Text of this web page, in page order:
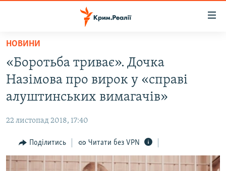
Перейти
основного
матеріалу
до
основної
Перейти
до
пошуку
ВОДА.КРИМ
БЛОГИ
ПОГЛЯД
ІНТЕРВ'Ю
НОВИНИ
«Боротьба триває». Дочка
Назімова про вирок у «справі
алуштинських вимагачів»
22 листопад 2018, 17:40
Поділитись Читати без VPN